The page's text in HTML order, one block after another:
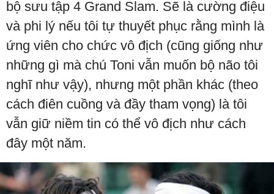
bộ sưu tập 4 Grand Slam. Sẽ là cường điệu
và phi lý nếu tôi tự thuyết phục rằng mình là
ứng viên cho chức vô địch (cũng giống như
những gì mà chú Toni vẫn muốn bộ não tôi
nghĩ như vậy), nhưng một phần khác (theo
cách điên cuồng và đầy tham vọng) là tôi
vẫn giữ niềm tin có thể vô địch như cách
đây một năm.